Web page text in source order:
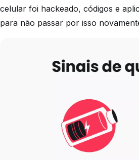
celular foi hackeado, códigos e
para não passar por isso